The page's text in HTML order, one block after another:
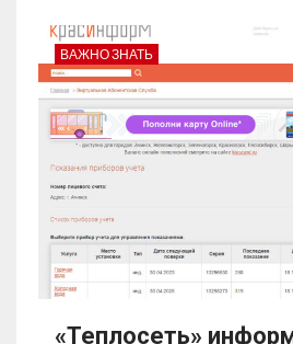
ВАЖНО ЗНАТЬ
«Теплосеть»